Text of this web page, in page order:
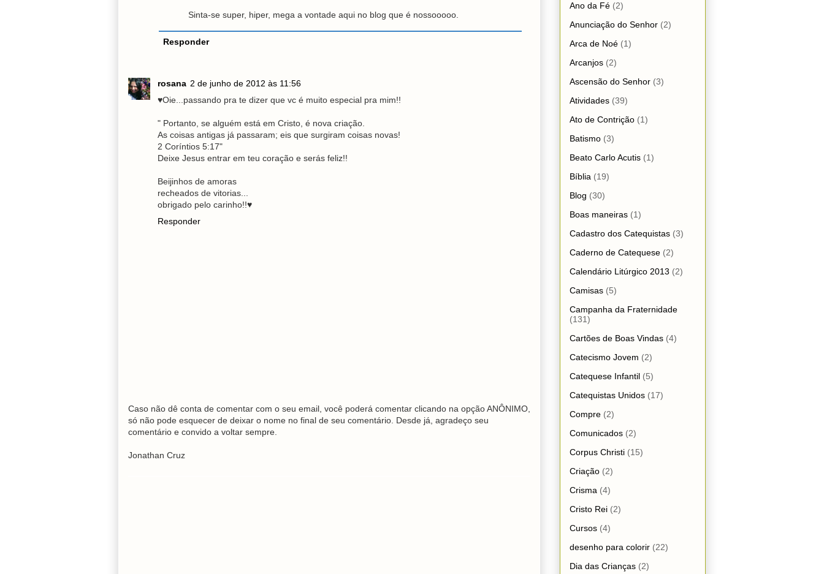
Sinta-se super, hiper, mega a vontade aqui no blog que é nossooooo.
Responder
rosana 2 de junho de 2012 às 11:56
♥Oie...passando pra te dizer que vc é muito especial pra mim!!
" Portanto, se alguém está em Cristo, é nova criação.
As coisas antigas já passaram; eis que surgiram coisas novas!
2 Coríntios 5:17"
Deixe Jesus entrar em teu coração e serás feliz!!
Beijinhos de amoras
recheados de vitorias...
obrigado pelo carinho!!♥
Responder
Caso não dê conta de comentar com o seu email, você poderá comentar clicando na opção ANÔNIMO,
só não pode esquecer de deixar o nome no final de seu comentário. Desde já, agradeço seu
comentário e convido a voltar sempre.
Jonathan Cruz
Ano da Fé (2)
Anunciação do Senhor (2)
Arca de Noé (1)
Arcanjos (2)
Ascensão do Senhor (3)
Atividades (39)
Ato de Contrição (1)
Batismo (3)
Beato Carlo Acutis (1)
Bíblia (19)
Blog (30)
Boas maneiras (1)
Cadastro dos Catequistas (3)
Caderno de Catequese (2)
Calendário Litúrgico 2013 (2)
Camisas (5)
Campanha da Fraternidade
(131)
Cartões de Boas Vindas (4)
Catecismo Jovem (2)
Catequese Infantil (5)
Catequistas Unidos (17)
Compre (2)
Comunicados (2)
Corpus Christi (15)
Criação (2)
Crisma (4)
Cristo Rei (2)
Cursos (4)
desenho para colorir (22)
Dia das Crianças (2)